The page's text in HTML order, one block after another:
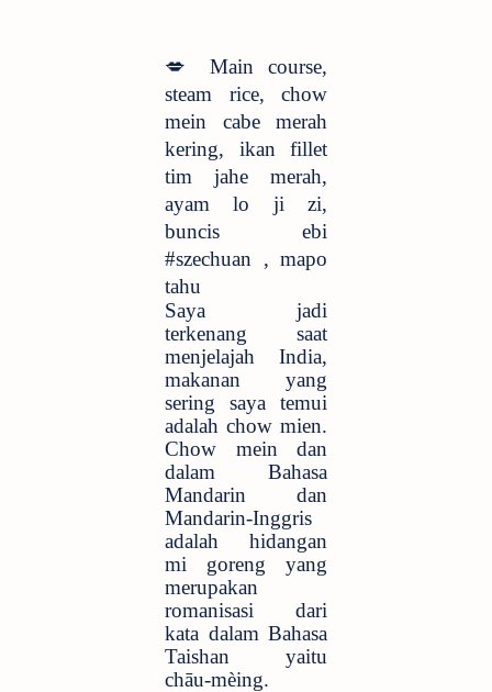
💋
Main course,
steam rice, chow
mein cabe merah
kering, ikan fillet
tim jahe merah,
ayam lo ji zi,
buncis ebi
#szechuan , mapo
tahu
Saya jadi
terkenang saat
menjelajah India,
makanan yang
sering saya temui
adalah chow mien.
Chow mein dan
dalam Bahasa
Mandarin dan
Mandarin-Inggris
adalah hidangan
mi goreng yang
merupakan
romanisasi dari
kata dalam Bahasa
Taishan yaitu
chāu-mèing.